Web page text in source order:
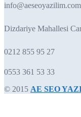
info@aeseoyazilim.com
Dizdariye Mahallesi
0212 855 95 27
0553 361 53 33
© 2015 AE SEO